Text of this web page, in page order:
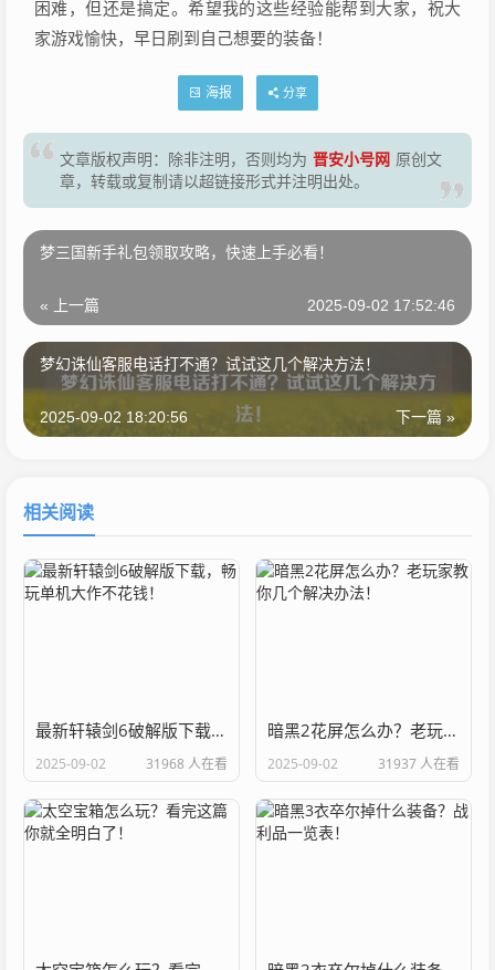
困难，但还是搞定。希望我的这些经验能帮到大家，祝大
家游戏愉快，早日刷到自己想要的装备！
海报 分享
文章版权声明：除非注明，否则均为 晋安小号网 原创文
章，转载或复制请以超链接形式并注明出处。
梦三国新手礼包领取攻略，快速上手必看！
« 上一篇 2025-09-02 17:52:46
梦幻诛仙客服电话打不通？试试这几个解决方法！
下一篇 »
2025-09-02 18:20:56
相关阅读
最新轩辕剑6破解版下载，畅玩单机大作不花钱！
2025-09-02 31968 人在看
暗黑2花屏怎么办？老玩家教你几个解决办法！
2025-09-02 31937 人在看